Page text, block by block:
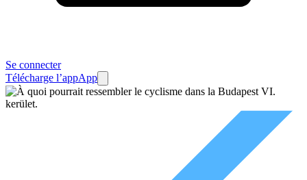
Se connecter
Télécharge l’appApp